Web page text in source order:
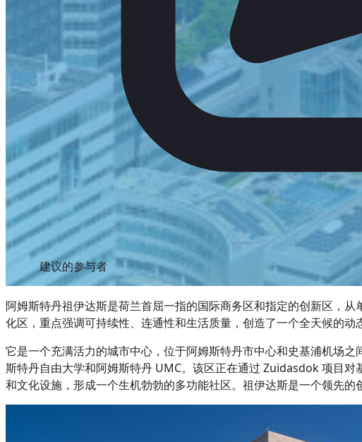
建议的参与者
阿姆斯特丹祖伊达斯是荷兰首屈一指的国际商务区和指定的创新区，
化区，重点强调可持续性、连通性和生活质量，创造了一个全天候的动
它是一个充满活力的城市中心，位于阿姆斯特丹市中心和史基浦机场
斯特丹自由大学和阿姆斯特丹 UMC。该区正在通过 Zuidasdok 项目
和文化设施，形成一个生机勃勃的多功能社区。祖伊达斯是一个领先